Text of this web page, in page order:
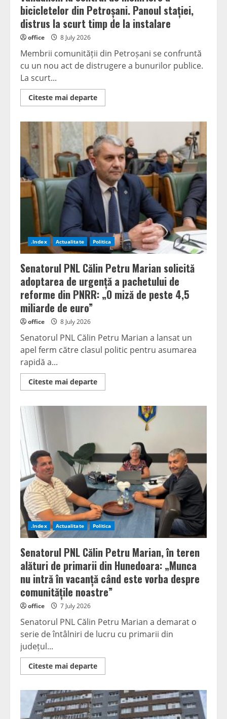
bicicletelor din Petroșani. Panoul stației,
distrus la scurt timp de la instalare
office 8 July 2026
Membrii comunității din Petroșani se confruntă
cu un nou act de distrugere a bunurilor publice.
La scurt...
Citeste mai departeRead
more
la
centrul
de
închiriere
a
bicicletelor
din
Petroșani.
Panoul
stației,
distrus
scurt
timp
de
la
instalare
.Index Actualitate Politica
Senatorul PNL Călin Petru Marian solicită
adoptarea de urgență a pachetului de
reforme din PNRR: „O miză de peste 4,5
miliarde de euro”
office 8 July 2026
Senatorul PNL Călin Petru Marian a lansat un
apel ferm către clasul politic pentru asumarea
rapidă a...
Citeste mai departeRead
more
adoptarea
de
urgență
a
pachetului
de
reforme
PNRR:
„O
miză
de
peste
4,5
de
euro”
.Index Actualitate Politica
Senatorul PNL Călin Petru Marian, în teren
alături de primarii din Hunedoara: „Munca
nu intră în vacanță când este vorba despre
comunitățile noastre”
office 7 July 2026
Senatorul PNL Călin Petru Marian a demarat o
serie de întâlniri de lucru cu primarii din
județul...
Citeste mai departeRead
more
PNL
Călin
Petru
Marian,